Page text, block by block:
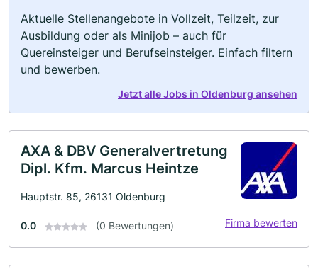
Aktuelle Stellenangebote in Vollzeit, Teilzeit, zur
Ausbildung oder als Minijob – auch für
Quereinsteiger und Berufseinsteiger. Einfach filtern
und bewerben.
Jetzt alle Jobs in Oldenburg ansehen
AXA & DBV Generalvertretung
Dipl. Kfm. Marcus Heintze
Hauptstr. 85, 26131 Oldenburg
0.0 (0 Bewertungen) Firma bewerten